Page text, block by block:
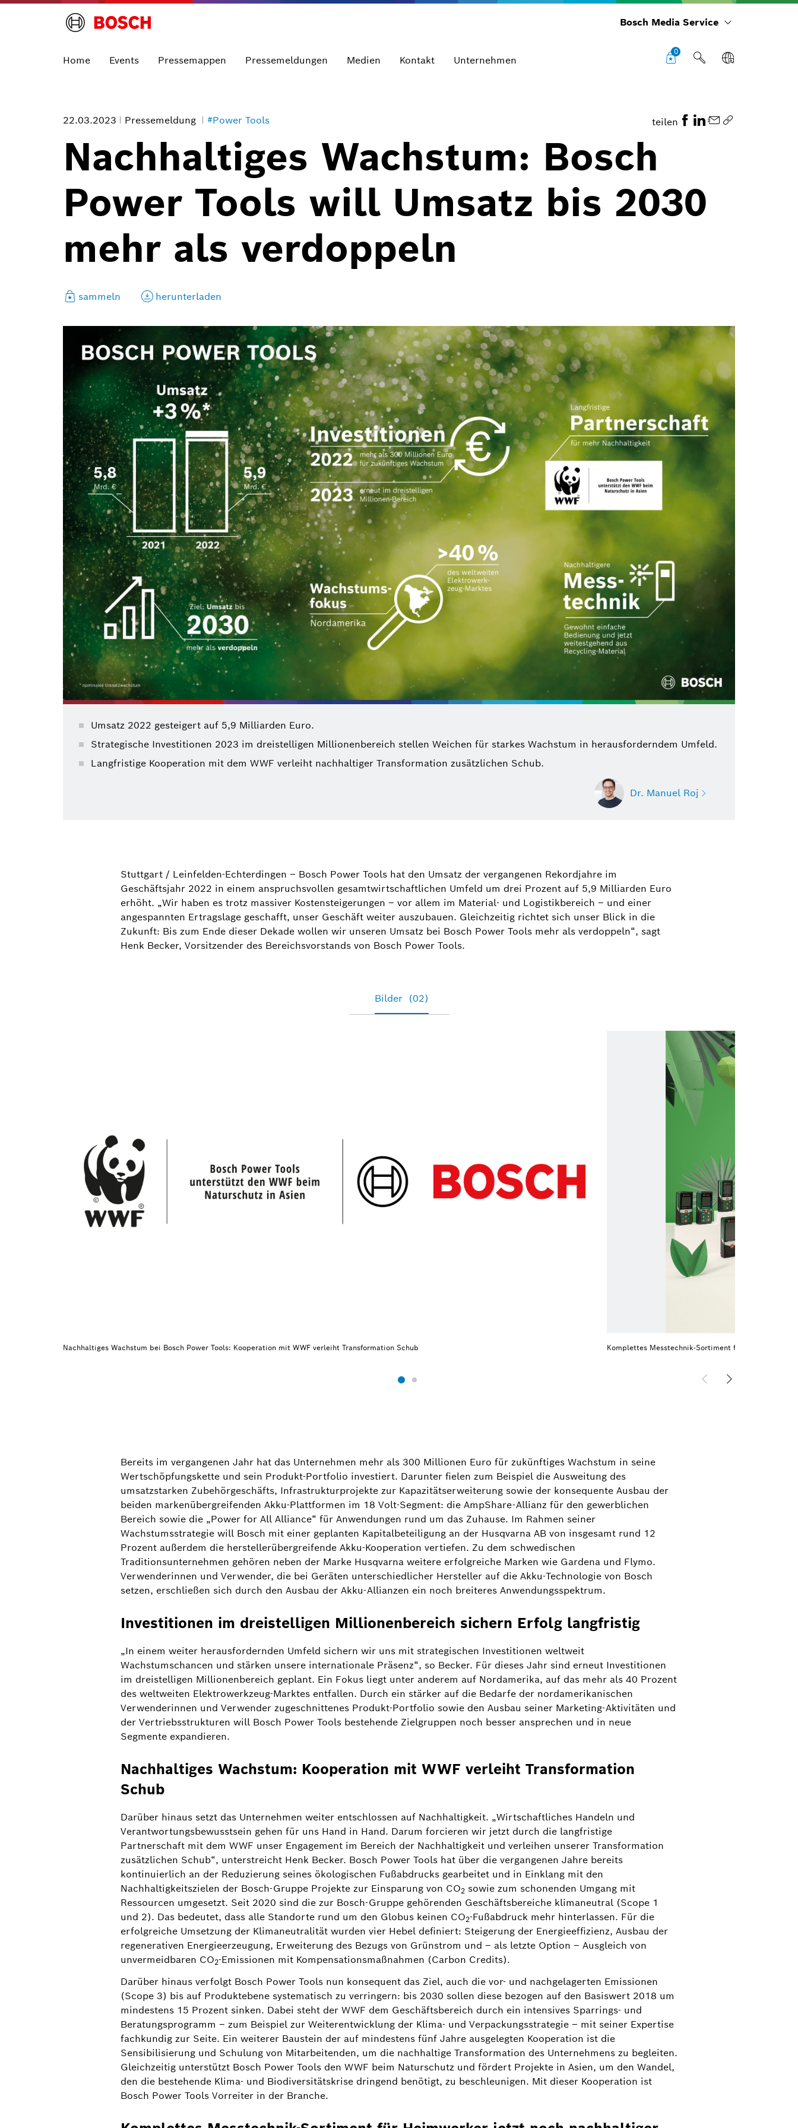
Bosch Media Service
Home Events Pressemappen Pressemeldungen Medien Kontakt Unternehmen
0
22.03.2023 Pressemeldung #Power Tools teilen
Nachhaltiges Wachstum: Bosch
Power Tools will Umsatz bis 2030
mehr als verdoppeln
sammeln herunterladen
Umsatz 2022 gesteigert auf 5,9 Milliarden Euro.
Strategische Investitionen 2023 im dreistelligen Millionenbereich stellen Weichen für starkes Wachstum in herausforderndem Umfeld.
Langfristige Kooperation mit dem WWF verleiht nachhaltiger Transformation zusätzlichen Schub.
Dr. Manuel Roj
Elektrowerkzeug-Zubehör und Messtechnik
(Bosch Power Tools)
+49 711 758-3396
Stuttgart / Leinfelden-Echterdingen – Bosch Power Tools hat den Umsatz der vergangenen Rekordjahre im
Geschäftsjahr 2022 in einem anspruchsvollen gesamtwirtschaftlichen Umfeld um drei Prozent auf 5,9 Milliarden Euro
erhöht. „Wir haben es trotz massiver Kostensteigerungen – vor allem im Material- und Logistikbereich – und einer
angespannten Ertragslage geschafft, unser Geschäft weiter auszubauen. Gleichzeitig richtet sich unser Blick in die
Zukunft: Bis zum Ende dieser Dekade wollen wir unseren Umsatz bei Bosch Power Tools mehr als verdoppeln“, sagt
Henk Becker, Vorsitzender des Bereichsvorstands von Bosch Power Tools.
Bilder (02)
Nachhaltiges Wachstum bei Bosch Power Tools: Kooperation mit WWF verleiht Transformation Schub Komplettes Messtechnik-Sortiment für Heimwerker
Nachhaltiges Wachstum bei Bosch Power Tools: Kooperation
mit WWF verleiht Transformation Schub
„Wirtschaftliches Handeln und Verantwortungsbewusstsein gehen für uns Hand in Hand. Darum forcieren wir jetzt durch die langfristige
Partnerschaft mit dem WWF unser Engagement im Bereich der Nachhaltigkeit und verleihen unserer Transformation zusätzlichen Schub“,
so Henk Becker. Der WWF steht dem Geschäftsbereich durch ein intensives Sparrings- und Beratungsprogramm – zum Beispiel zur
Weiterentwicklung der Klima- und Verpackungsstrategie – mit seiner Expertise fachkundig zur Seite. Ein weiterer Baustein der auf
mindestens fünf Jahre ausgelegten Kooperation ist die Sensibilisierung und Schulung von Mitarbeitenden, um die nachhaltige
Transformation des Unternehmens zu begleiten. Gleichzeitig unterstützt Bosch Power Tools den WWF beim Naturschutz und fördert
Projekte in Asien, um den Wandel, den die bestehende Klima- und Biodiversitätskrise dringend benötigt, zu beschleunigen. Mit dieser
Kooperation ist Bosch Power Tools Vorreiter in der Branche.
Bereits im vergangenen Jahr hat das Unternehmen mehr als 300 Millionen Euro für zukünftiges Wachstum in seine
Wertschöpfungskette und sein Produkt-Portfolio investiert. Darunter fielen zum Beispiel die Ausweitung des
umsatzstarken Zubehörgeschäfts, Infrastrukturprojekte zur Kapazitätserweiterung sowie der konsequente Ausbau der
beiden markenübergreifenden Akku-Plattformen im 18 Volt-Segment: die AmpShare-Allianz für den gewerblichen
Bereich sowie die „Power for All Alliance“ für Anwendungen rund um das Zuhause. Im Rahmen seiner
Wachstumsstrategie will Bosch mit einer geplanten Kapitalbeteiligung an der Husqvarna AB von insgesamt rund 12
Prozent außerdem die herstellerübergreifende Akku-Kooperation vertiefen. Zu dem schwedischen
Traditionsunternehmen gehören neben der Marke Husqvarna weitere erfolgreiche Marken wie Gardena und Flymo.
Verwenderinnen und Verwender, die bei Geräten unterschiedlicher Hersteller auf die Akku-Technologie von Bosch
setzen, erschließen sich durch den Ausbau der Akku-Allianzen ein noch breiteres Anwendungsspektrum.
Investitionen im dreistelligen Millionenbereich sichern Erfolg langfristig
„In einem weiter herausfordernden Umfeld sichern wir uns mit strategischen Investitionen weltweit
Wachstumschancen und stärken unsere internationale Präsenz“, so Becker. Für dieses Jahr sind erneut Investitionen
im dreistelligen Millionenbereich geplant. Ein Fokus liegt unter anderem auf Nordamerika, auf das mehr als 40 Prozent
des weltweiten Elektrowerkzeug-Marktes entfallen. Durch ein stärker auf die Bedarfe der nordamerikanischen
Verwenderinnen und Verwender zugeschnittenes Produkt-Portfolio sowie den Ausbau seiner Marketing-Aktivitäten und
der Vertriebsstrukturen will Bosch Power Tools bestehende Zielgruppen noch besser ansprechen und in neue
Segmente expandieren.
Nachhaltiges Wachstum: Kooperation mit WWF verleiht Transformation
Schub
Darüber hinaus setzt das Unternehmen weiter entschlossen auf Nachhaltigkeit. „Wirtschaftliches Handeln und
Verantwortungsbewusstsein gehen für uns Hand in Hand. Darum forcieren wir jetzt durch die langfristige
Partnerschaft mit dem WWF unser Engagement im Bereich der Nachhaltigkeit und verleihen unserer Transformation
zusätzlichen Schub“, unterstreicht Henk Becker. Bosch Power Tools hat über die vergangenen Jahre bereits
kontinuierlich an der Reduzierung seines ökologischen Fußabdrucks gearbeitet und in Einklang mit den
Nachhaltigkeitszielen der Bosch-Gruppe Projekte zur Einsparung von CO2sowie zum schonenden Umgang mit
Ressourcen umgesetzt. Seit 2020 sind die zur Bosch-Gruppe gehörenden Geschäftsbereiche klimaneutral (Scope 1
und 2). Das bedeutet, dass alle Standorte rund um den Globus keinen CO2-Fußabdruck mehr hinterlassen. Für die
erfolgreiche Umsetzung der Klimaneutralität wurden vier Hebel definiert: Steigerung der Energieeffizienz, Ausbau der
regenerativen Energieerzeugung, Erweiterung des Bezugs von Grünstrom und – als letzte Option – Ausgleich von
unvermeidbaren CO2-Emissionen mit Kompensationsmaßnahmen (Carbon Credits).
Darüber hinaus verfolgt Bosch Power Tools nun konsequent das Ziel, auch die vor- und nachgelagerten Emissionen
(Scope 3) bis auf Produktebene systematisch zu verringern: bis 2030 sollen diese bezogen auf den Basiswert 2018 um
mindestens 15 Prozent sinken. Dabei steht der WWF dem Geschäftsbereich durch ein intensives Sparrings- und
Beratungsprogramm – zum Beispiel zur Weiterentwicklung der Klima- und Verpackungsstrategie – mit seiner Expertise
fachkundig zur Seite. Ein weiterer Baustein der auf mindestens fünf Jahre ausgelegten Kooperation ist die
Sensibilisierung und Schulung von Mitarbeitenden, um die nachhaltige Transformation des Unternehmens zu begleiten.
Gleichzeitig unterstützt Bosch Power Tools den WWF beim Naturschutz und fördert Projekte in Asien, um den Wandel,
den die bestehende Klima- und Biodiversitätskrise dringend benötigt, zu beschleunigen. Mit dieser Kooperation ist
Bosch Power Tools Vorreiter in der Branche.